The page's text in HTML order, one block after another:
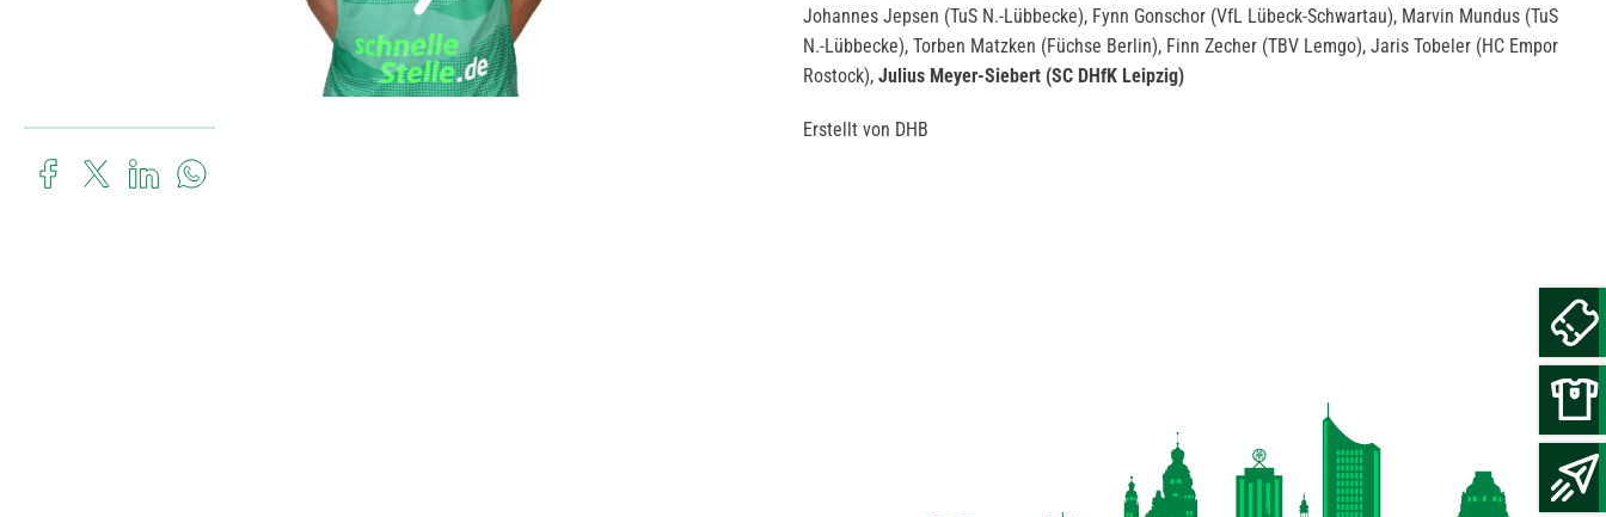
Johannes Jepsen (TuS N.-Lübbecke), Fynn Gonschor (VfL Lübeck-Schwartau), Marvin Mundus (TuS
N.-Lübbecke), Torben Matzken (Füchse Berlin), Finn Zecher (TBV Lemgo), Jaris Tobeler (HC Empor
Rostock), Julius Meyer-Siebert (SC DHfK Leipzig)
Erstellt von DHB